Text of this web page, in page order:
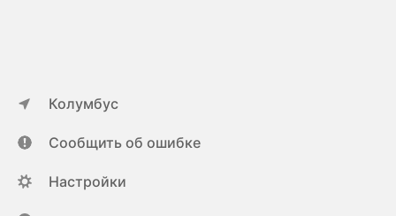
Колумбус
Сообщить об ошибке
Настройки